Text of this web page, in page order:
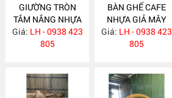
GIƯỜNG TRÒN
TẮM NẮNG NHỰA
GIẢ MÂY NH249
Giá: LH - 0938 423
805
BÀN GHẾ CAFE
NHỰA GIẢ MÂY
NH248
Giá: LH - 0938 423
805